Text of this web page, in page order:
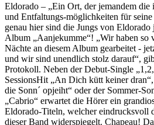
Eldorado – „Ein Ort, der jemandem die
und Entfaltungs-möglichkeiten für
genau hier sind die Jungs von
Album „Aanjekumme“! „Wir haben so
Nächte an diesem Album gearbeitet -
und wir sind unendlich stolz darauf“,
Protokoll. Neben der Debut-Single
SessionsHit „An Dich kütt keiner
die Sonn´ opjeiht“ oder der Sommer-
„Cabrio“ erwartet die Hörer ein
Eldorado-Titeln, welcher eindrucksvoll
dieser Band widerspiegelt. Chapeau!